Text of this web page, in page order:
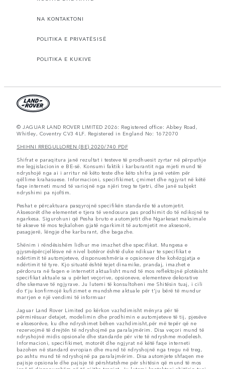
NA KONTAKTONI
POLITIKA E PRIVATËSISË
POLITIKA E KUKIVE
© JAGUAR LAND ROVER LIMITED 2026: Registered office: Abbey Road,
Whitley, Coventry CV3 4LF. Registered in England No: 1672070
SHIHNI RREGULLOREN (BE) 2020/740 PDF
Shifrat e paraqitura janë rezultat i testeve të prodhuesit zyrtar në përputhje
me legjislacionin e BE-së. Konsumi faktik i karburantit nga mjeti mund të
ndryshojë nga ai i arritur në këto teste dhe këto shifra janë vetëm për
qëllime krahasuese. Informacioni, specifikimet, çmimet dhe ngjyrat në këtë
faqe interneti mund të variojnë nga njëri treg te tjetri, dhe janë subjekt
ndryshimi pa njoftim.
Peshat e përcaktuara pasqyrojnë specifikën standarde të automjetit.
Aksesorët dhe elementet e tjera të vendosura pas prodhimit do të ndikojnë te
ngarkesa. Sigurohuni që Pesha bruto e automjetit dhe Ngarkesat maksimale
të akseve të mos tejkalohen gjatë ngarkimit të automjetit me aksesorë,
pasagjerë, lëngje dhe karburant, dhe bagazhe.
Shënim i rëndësishëm lidhur me imazhet dhe specifikat. Mungesa e
gjysmëpërcjellësve në nivel botëror është duke ndikuar te specifikat e
ndërtimit të automjeteve, disponueshmëria e opsioneve dhe kohëzgjatja e
ndërtimit të tyre. Kjo situatë është tejet dinamike, prandaj, imazhet e
përdorura në faqen e internetit aktualisht mund të mos reflektojnë plotësisht
specifikat aktuale sa u përket veçorive, opsioneve, elementeve dekorative
dhe skemave të ngjyrave. Ju lutemi të konsultoheni me Shitësin tuaj, i cili
do t'ju konfirmojë kufizimet e mundshme aktuale për t'ju bërë të mundur
marrjen e një vendimi të informuar
Jaguar Land Rover Limited po kërkon vazhdimisht mënyra për të
përmirësuar detajet, modelimin dhe prodhimin e automjeteve të tij, pjesëve
e aksesorëve, ku dhe ndryshimet bëhen vazhdimisht,për më tepër që ne
rezervojmë të drejtën të ndryshojmë pa paralajmërim. Disa veçori mund të
ndryshojnë midis opsionale dhe standarde për vite të ndryshme modelesh.
Informacioni, specifikimet, motorët dhe ngjyrat në këtë faqe interneti
bazohen në standard evropian dhe mund të ndryshojnë nga tregu në treg,
po ashtu mund të ndryshojnë pa paralajmërim. Disa automjete shfaqen me
pajisje opsionale dhe pajisje të përshtatshme për shitësin që mund të mos